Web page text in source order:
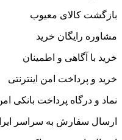
بازگشت کالای معیوب
مشاوره رایگان خرید
خرید با آگاهی و اطمینان
خرید و پرداخت امن اینترنتی
نماد و درگاه پرداخت بانکی
ارسال سفارش به سراسر